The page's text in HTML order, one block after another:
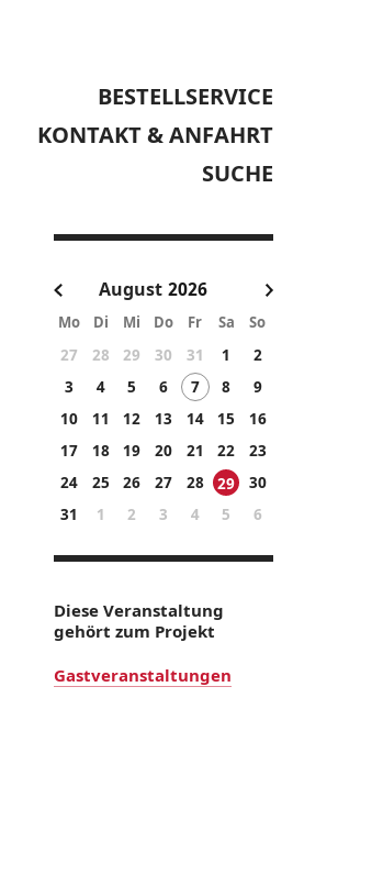
August
Mo Di Mi Do Fr Sa So
27 28 29 30 31 1
2
3
4 5 6 7 8
9
10
11 12 13 14 15
16
17
18 19 20 21 22
23
24
25 26 27 28
30
31
1 2 3 4 5 6
Diese Veranstaltung
gehört zum Projekt
Gastveranstaltungen
BESTELLSERVICE
KONTAKT & ANFAHRT
SUCHE